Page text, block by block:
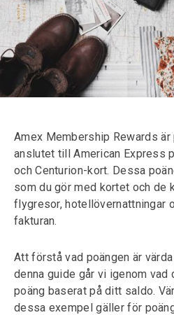
Amex Membership Rewards
anslutet till American Express
och Centurion-kort. Dessa
som du gör med kortet och de
flygresor, hotellövernattningar
fakturan.
Att förstå vad poängen är
denna guide går vi igenom vad
poäng baserat på ditt saldo.
dessa exempel gäller för